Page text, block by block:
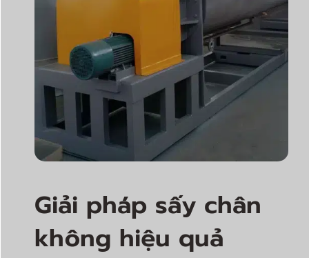
Giải pháp sấy chân
không hiệu quả